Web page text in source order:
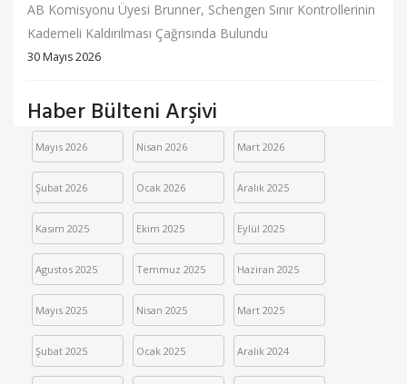
AB Komisyonu Üyesi Brunner, Schengen Sınır Kontrollerinin
Kademeli Kaldırılması Çağrısında Bulundu
30 Mayıs 2026
Haber Bülteni Arşivi
Mayıs 2026 Nisan 2026 Mart 2026
Şubat 2026 Ocak 2026 Aralık 2025
Kasım 2025 Ekim 2025 Eylül 2025
Agustos 2025 Temmuz 2025 Haziran 2025
Mayıs 2025 Nisan 2025 Mart 2025
Şubat 2025 Ocak 2025 Aralık 2024